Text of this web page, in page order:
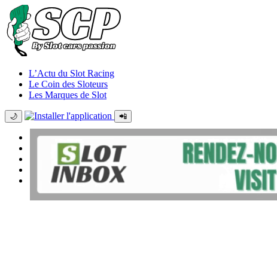
L’Actu du Slot Racing
Le Coin des Sloteurs
Les Marques de Slot
🌙 📲